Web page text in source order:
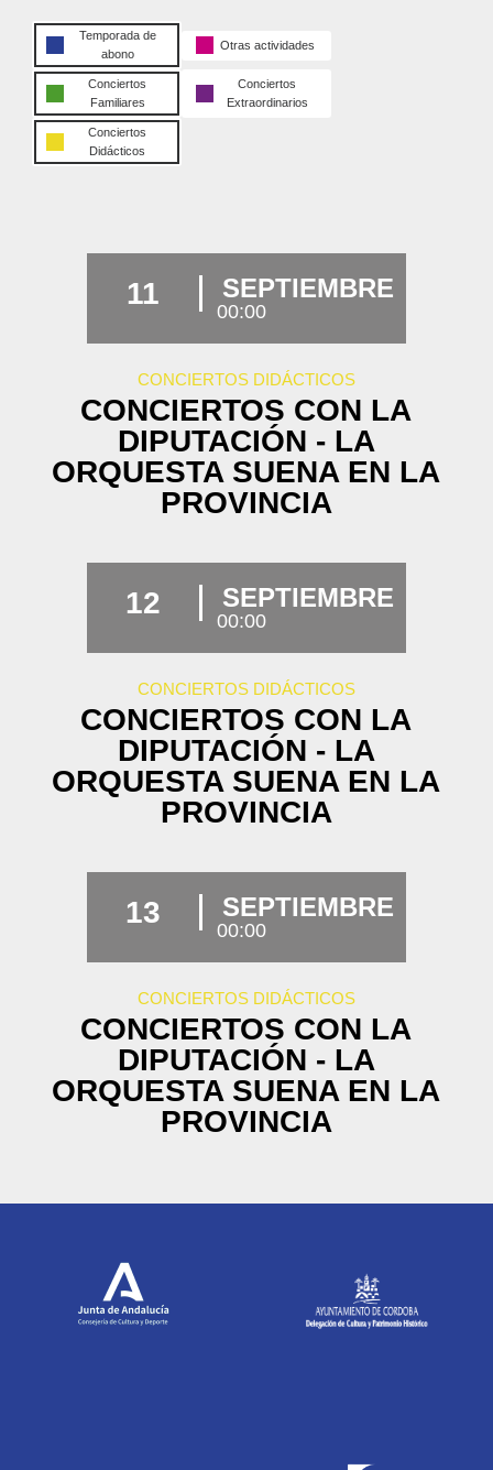
Temporada de
abono
Otras actividades
Conciertos
Familiares
Conciertos
Extraordinarios
Conciertos
Didácticos
11 SEPTIEMBRE
00:00
CONCIERTOS DIDÁCTICOS
CONCIERTOS CON LA
DIPUTACIÓN - LA
ORQUESTA SUENA EN LA
PROVINCIA
12 SEPTIEMBRE
00:00
CONCIERTOS DIDÁCTICOS
CONCIERTOS CON LA
DIPUTACIÓN - LA
ORQUESTA SUENA EN LA
PROVINCIA
13 SEPTIEMBRE
00:00
CONCIERTOS DIDÁCTICOS
CONCIERTOS CON LA
DIPUTACIÓN - LA
ORQUESTA SUENA EN LA
PROVINCIA